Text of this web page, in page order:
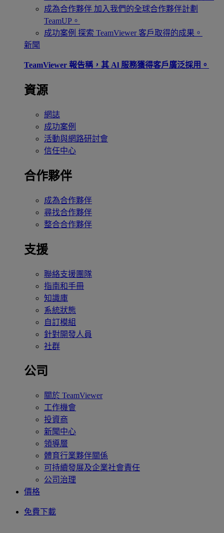
成為合作夥伴 加入我們的全球合作夥伴計劃
TeamUP。
成功案例 探索 TeamViewer 客戶取得的成果。
新聞
TeamViewer 報告稱，其 Al 服務獲得客戶廣泛採用。
資源
網誌
成功案例
活動與網路研討會
信任中心
合作夥伴
成為合作夥伴
尋找合作夥伴
整合合作夥伴
支援
聯絡支援團隊
指南和手冊
知識庫
系統狀態
自訂模組
針對開發人員
社群
公司
關於 TeamViewer
工作機會
投資商
新聞中心
領導層
體育行業夥伴關係
可持續發展及企業社會責任
公司治理
價格
免費下載